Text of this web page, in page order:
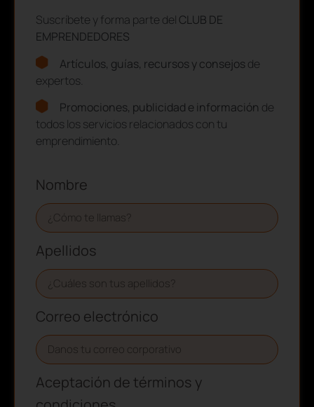
Suscríbete y forma parte del CLUB DE
EMPRENDEDORES
Artículos, guías, recursos y consejosde
expertos.
Promociones, publicidad e información de
todos los servicios relacionados con tu
emprendimiento.
Nombre
Apellidos
Correo electrónico
Aceptación de términos y